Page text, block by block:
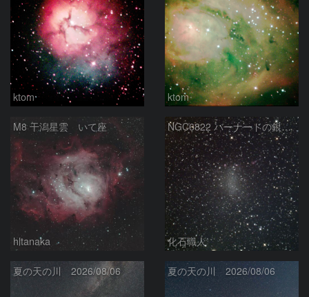
ktom ktom
M8 干潟星雲 いて座
hltanaka
NGC6822 バーナードの銀河 いて座
化石職人
夏の天の川 2026/08/06 夏の天の川 2026/08/06